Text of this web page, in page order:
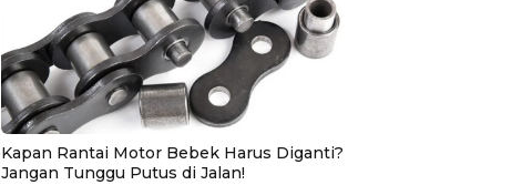
Kapan Rantai Motor Bebek Harus Diganti?
Jangan Tunggu Putus di Jalan!